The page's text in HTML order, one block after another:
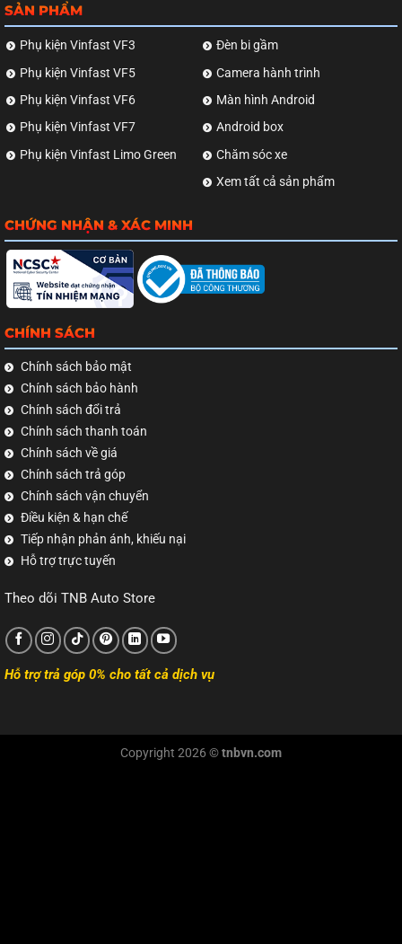
SẢN PHẨM
Phụ kiện Vinfast VF3
Phụ kiện Vinfast VF5
Phụ kiện Vinfast VF6
Phụ kiện Vinfast VF7
Phụ kiện Vinfast Limo Green
Đèn bi gầm
Camera hành trình
Màn hình Android
Android box
Chăm sóc xe
Xem tất cả sản phẩm
CHỨNG NHẬN & XÁC MINH
CHÍNH SÁCH
Chính sách bảo mật
Chính sách bảo hành
Chính sách đổi trả
Chính sách thanh toán
Chính sách về giá
Chính sách trả góp
Chính sách vận chuyển
Điều kiện & hạn chế
Tiếp nhận phản ánh, khiếu nại
Hỗ trợ trực tuyến
Theo dõi TNB Auto Store
Hỗ trợ trả góp 0% cho tất cả dịch vụ
Copyright 2026 ©tnbvn.com